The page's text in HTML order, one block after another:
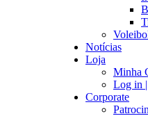
Notícias
Loja
Minha
Log in
Corporate